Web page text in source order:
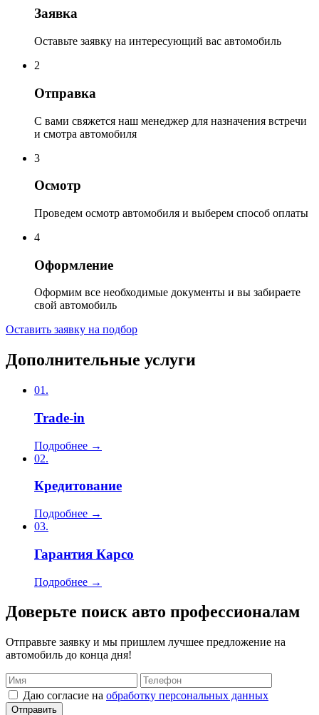
Заявка
Оставьте заявку на интересующий вас автомобиль
2
Отправка
С вами свяжется наш менеджер для назначения встречи
и смотра автомобиля
3
Осмотр
Проведем осмотр автомобиля и выберем способ оплаты
4
Оформление
Оформим все необходимые документы и вы забираете
свой автомобиль
Оставить заявку на подбор
Дополнительные услуги
01.
Trade-in
Подробнее →
02.
Кредитование
Подробнее →
03.
Гарантия Карсо
Подробнее →
Доверьте поиск авто профессионалам
Отправьте заявку и мы пришлем лучшее предложение на
автомобиль до конца дня!
Даю согласие на обработку персональных данных